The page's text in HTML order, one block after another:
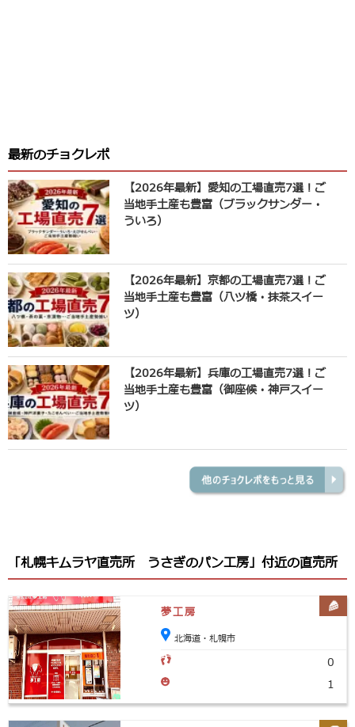
最新のチョクレポ
【2026年最新】愛知の工場直売7選！ご
当地手土産も豊富（ブラックサンダー・
ういろ）
【2026年最新】京都の工場直売7選！ご
当地手土産も豊富（八ツ橋・抹茶スイー
ツ）
【2026年最新】兵庫の工場直売7選！ご
当地手土産も豊富（御座候・神戸スイー
ツ）
「札幌キムラヤ直売所 うさぎのパン工房」付近の直売所
夢工房
北海道・札幌市
0
1